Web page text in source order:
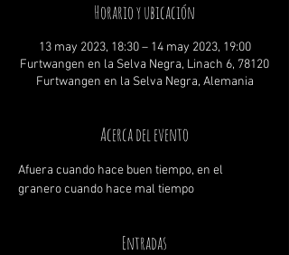
Horario y ubicación
13 may 2023, 18:30 – 14 may 2023, 19:00
Furtwangen en la Selva Negra, Linach 6, 78120
Furtwangen en la Selva Negra, Alemania
Acerca del evento
Afuera cuando hace buen tiempo, en el
granero cuando hace mal tiempo
Entradas